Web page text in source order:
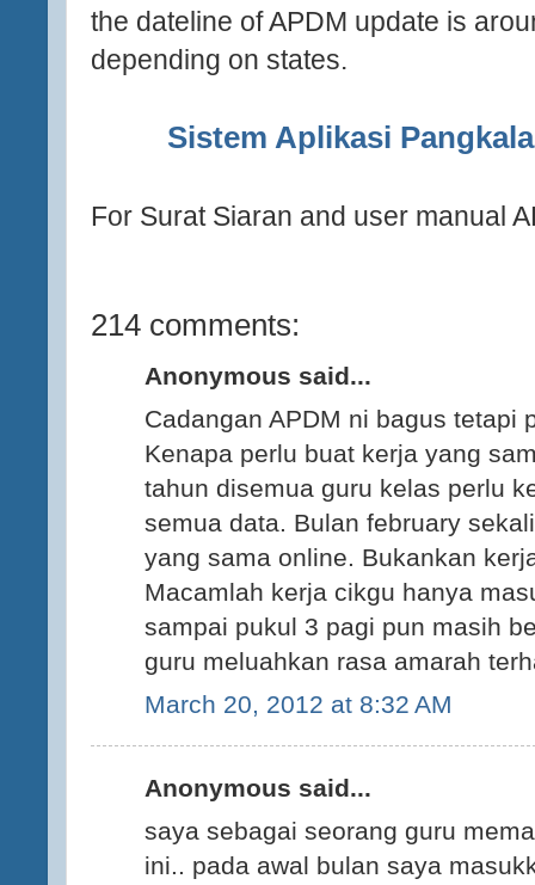
the dateline of APDM update is
depending on states.
Sistem Aplikasi
For Surat Siaran and user manual
214 comments:
Anonymous said...
Cadangan APDM ni bagus tetapi
Kenapa perlu buat kerja yang
tahun disemua guru kelas perlu
semua data. Bulan february
yang sama online. Bukankan
Macamlah kerja cikgu hanya
sampai pukul 3 pagi pun masih
guru meluahkan rasa amarah
March 20, 2012 at 8:32 AM
Anonymous said...
saya sebagai seorang guru
ini.. pada awal bulan saya